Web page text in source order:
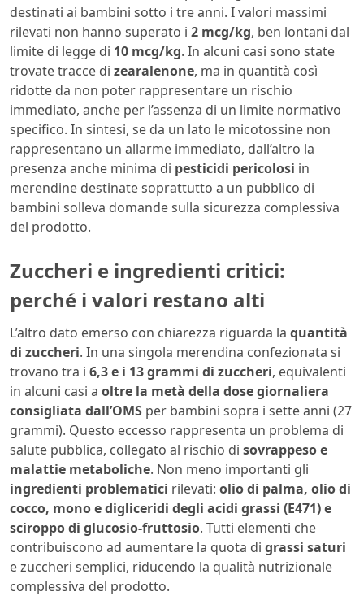
destinati ai bambini sotto i tre anni. I valori massimi
rilevati non hanno superato i 2 mcg/kg, ben lontani dal
limite di legge di 10 mcg/kg. In alcuni casi sono state
trovate tracce di zearalenone, ma in quantità così
ridotte da non poter rappresentare un rischio
immediato, anche per l’assenza di un limite normativo
specifico. In sintesi, se da un lato le micotossine non
rappresentano un allarme immediato, dall’altro la
presenza anche minima di pesticidi pericolosi in
merendine destinate soprattutto a un pubblico di
bambini solleva domande sulla sicurezza complessiva
del prodotto.
Zuccheri e ingredienti critici:
perché i valori restano alti
L’altro dato emerso con chiarezza riguarda la quantità
di zuccheri. In una singola merendina confezionata si
trovano tra i 6,3 e i 13 grammi di zuccheri, equivalenti
in alcuni casi a oltre la metà della dose giornaliera
consigliata dall’OMS per bambini sopra i sette anni (27
grammi). Questo eccesso rappresenta un problema di
salute pubblica, collegato al rischio di sovrappeso e
malattie metaboliche. Non meno importanti gli
ingredienti problematici rilevati: olio di palma, olio di
cocco, mono e digliceridi degli acidi grassi (E471) e
sciroppo di glucosio-fruttosio. Tutti elementi che
contribuiscono ad aumentare la quota di grassi saturi
e zuccheri semplici, riducendo la qualità nutrizionale
complessiva del prodotto.